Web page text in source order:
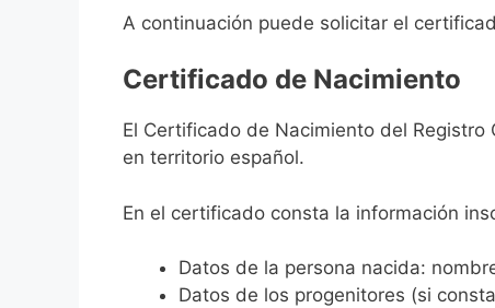
A continuación puede solicitar el
Certificado de Nacimiento
El Certificado de Nacimiento del
en territorio español.
En el certificado consta la información
Datos de la persona nacida:
Datos de los progenitores (si